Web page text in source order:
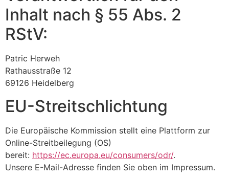
Inhalt nach § 55 Abs. 2
RStV:
Patric Herweh
Rathausstraße 12
69126 Heidelberg
EU-Streitschlichtung
Die Europäische Kommission stellt eine Plattform zur
Online-Streitbeilegung (OS)
bereit: https://ec.europa.eu/consumers/odr/.
Unsere E-Mail-Adresse finden Sie oben im Impressum.